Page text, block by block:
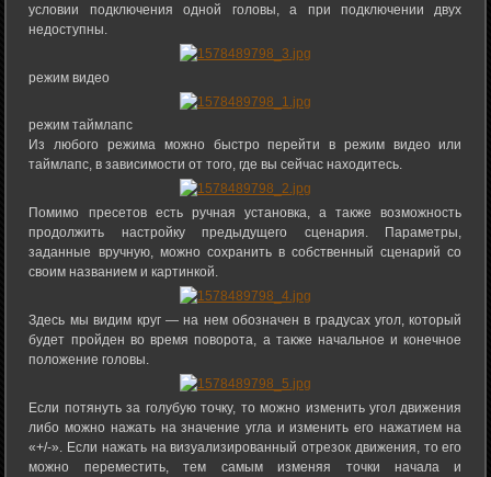
условии подключения одной головы, а при подключении двух
недоступны.
режим видео
режим таймлапс
Из любого режима можно быстро перейти в режим видео или
таймлапс, в зависимости от того, где вы сейчас находитесь.
Помимо пресетов есть ручная установка, а также возможность
продолжить настройку предыдущего сценария. Параметры,
заданные вручную, можно сохранить в собственный сценарий со
своим названием и картинкой.
Здесь мы видим круг — на нем обозначен в градусах угол, который
будет пройден во время поворота, а также начальное и конечное
положение головы.
Если потянуть за голубую точку, то можно изменить угол движения
либо можно нажать на значение угла и изменить его нажатием на
«+/-». Если нажать на визуализированный отрезок движения, то его
можно переместить, тем самым изменяя точки начала и